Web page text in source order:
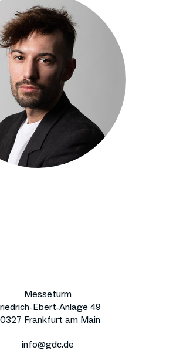
Messeturm
Ebert-Anlage 49
Frankfurt am Main
info@gdc.de